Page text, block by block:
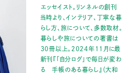
エッセイスト。リンネルの創刊
当時より、インテリア、丁寧な暮
らし方、旅について、多数取材。
暮らしや旅についての著書は
30冊以上。2024年11月に最
新刊『「自分ログ」で毎日が変わ
る 手帳のある暮らし』（大和